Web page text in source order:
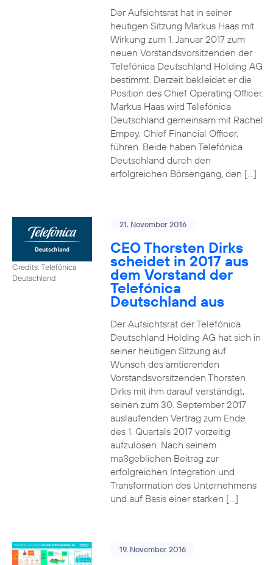
Der Aufsichtsrat hat in seiner
heutigen Sitzung Markus Haas mit
Wirkung zum 1. Januar 2017 zum
neuen Vorstandsvorsitzenden der
Telefónica Deutschland Holding AG
bestimmt. Derzeit bekleidet er die
Position des Chief Operating Officer.
Markus Haas wird Telefónica
Deutschland gemeinsam mit Rachel
Empey, Chief Financial Officer,
führen. Beide haben Telefónica
Deutschland durch den
erfolgreichen Börsengang, den […]
Credits: Telefónica
Deutschland
21. November 2016
CEO Thorsten Dirks
scheidet in 2017 aus
dem Vorstand der
Telefónica
Deutschland aus
Der Aufsichtsrat der Telefónica
Deutschland Holding AG hat sich in
seiner heutigen Sitzung auf
Wunsch des amtierenden
Vorstandsvorsitzenden Thorsten
Dirks mit ihm darauf verständigt,
seinen zum 30. September 2017
auslaufenden Vertrag zum Ende
des 1. Quartals 2017 vorzeitig
aufzulösen. Nach seinem
maßgeblichen Beitrag zur
erfolgreichen Integration und
Transformation des Unternehmens
und auf Basis einer starken […]
19. November 2016